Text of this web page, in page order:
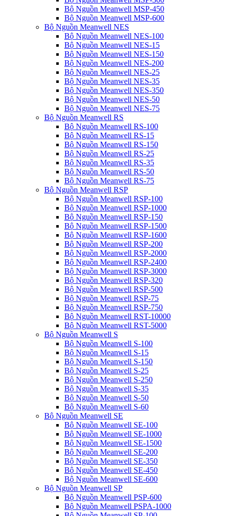
Bộ Nguồn Meanwell MSP-450
Bộ Nguồn Meanwell MSP-600
Bộ Nguồn Meanwell NES
Bộ Nguồn Meanwell NES-100
Bộ Nguồn Meanwell NES-15
Bộ Nguồn Meanwell NES-150
Bộ Nguồn Meanwell NES-200
Bộ Nguồn Meanwell NES-25
Bộ Nguồn Meanwell NES-35
Bộ Nguồn Meanwell NES-350
Bộ Nguồn Meanwell NES-50
Bộ Nguồn Meanwell NES-75
Bộ Nguồn Meanwell RS
Bộ Nguồn Meanwell RS-100
Bộ Nguồn Meanwell RS-15
Bộ Nguồn Meanwell RS-150
Bộ Nguồn Meanwell RS-25
Bộ Nguồn Meanwell RS-35
Bộ Nguồn Meanwell RS-50
Bộ Nguồn Meanwell RS-75
Bộ Nguồn Meanwell RSP
Bộ Nguồn Meanwell RSP-100
Bộ Nguồn Meanwell RSP-1000
Bộ Nguồn Meanwell RSP-150
Bộ Nguồn Meanwell RSP-1500
Bộ Nguồn Meanwell RSP-1600
Bộ Nguồn Meanwell RSP-200
Bộ Nguồn Meanwell RSP-2000
Bộ Nguồn Meanwell RSP-2400
Bộ Nguồn Meanwell RSP-3000
Bộ Nguồn Meanwell RSP-320
Bộ Nguồn Meanwell RSP-500
Bộ Nguồn Meanwell RSP-75
Bộ Nguồn Meanwell RSP-750
Bộ Nguồn Meanwell RST-10000
Bộ Nguồn Meanwell RST-5000
Bộ Nguồn Meanwell S
Bộ Nguồn Meanwell S-100
Bộ Nguồn Meanwell S-15
Bộ Nguồn Meanwell S-150
Bộ Nguồn Meanwell S-25
Bộ Nguồn Meanwell S-250
Bộ Nguồn Meanwell S-35
Bộ Nguồn Meanwell S-50
Bộ Nguồn Meanwell S-60
Bộ Nguồn Meanwell SE
Bộ Nguồn Meanwell SE-100
Bộ Nguồn Meanwell SE-1000
Bộ Nguồn Meanwell SE-1500
Bộ Nguồn Meanwell SE-200
Bộ Nguồn Meanwell SE-350
Bộ Nguồn Meanwell SE-450
Bộ Nguồn Meanwell SE-600
Bộ Nguồn Meanwell SP
Bộ Nguồn Meanwell PSP-600
Bộ Nguồn Meanwell PSPA-1000